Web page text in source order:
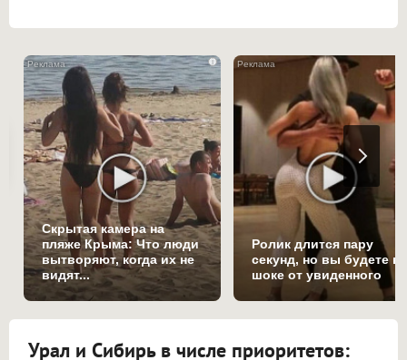
i
Скрытая камера на
пляже Крыма: Что люди
вытворяют, когда их не
видят...
Ролик длится пару
секунд, но вы будете в
шоке от увиденного
Урал и Сибирь в числе приоритетов: